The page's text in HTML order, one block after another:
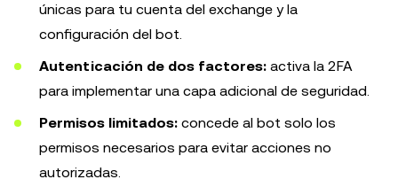
únicas para tu cuenta del exchange y la
configuración del bot.
Autenticación de dos factores: activa la 2FA
para implementar una capa adicional de seguridad.
Permisos limitados: concede al bot solo los
permisos necesarios para evitar acciones no
autorizadas.